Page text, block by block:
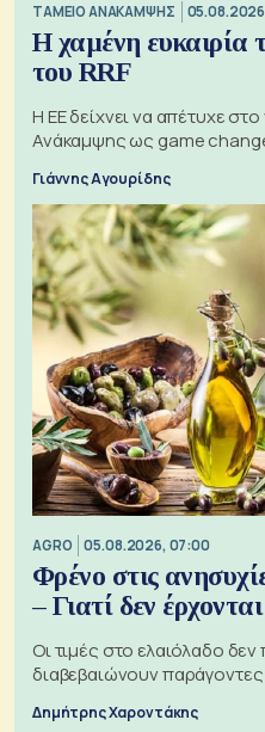
ΤΑΜΕΙΟ ΑΝΑΚΑΜΨΗΣ
Η χαμένη ευκαιρία
του RRF
Η ΕΕ δείχνει να απέτυχε
Ανάκαμψης ως game
Γιάννης Αγουρίδης
AGRO 05.08.2026, 07:00
Φρένο στις
– Γιατί δεν
Οι τιμές στο ελαιόλαδο
διαβεβαιώνουν
Δημήτρης Χαροντάκης